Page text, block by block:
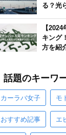
る？光
【
キング
方を紹
話題のキーワ
カーラバ女子 モ
おすすめ記事 エ